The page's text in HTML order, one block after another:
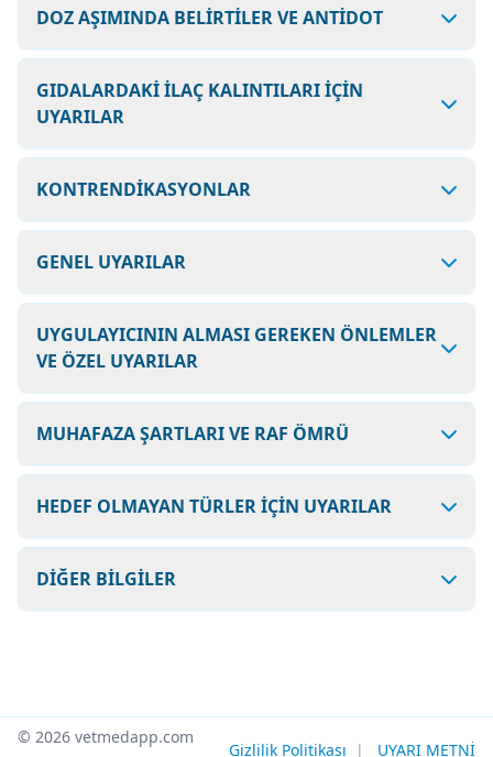
DOZ AŞIMINDA BELİRTİLER VE ANTİDOT
GIDALARDAKİ İLAÇ KALINTILARI İÇİN
UYARILAR
KONTRENDİKASYONLAR
GENEL UYARILAR
UYGULAYICININ ALMASI GEREKEN ÖNLEMLER
VE ÖZEL UYARILAR
MUHAFAZA ŞARTLARI VE RAF ÖMRÜ
HEDEF OLMAYAN TÜRLER İÇİN UYARILAR
DİĞER BİLGİLER
© 2026 vetmedapp.com
Gizlilik Politikası | UYARI METNİ